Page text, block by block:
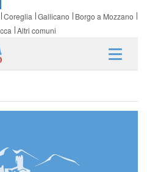
Coreglia Gallicano
Borgo a Mozzano
Altri comuni